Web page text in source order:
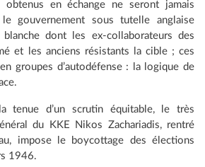
obtenus en échange ne seront jamais
gouvernement sous tutelle anglaise
dont les ex-collaborateurs des
et les anciens résistants la cible ; ces
groupes d’autodéfense : la logique de
tenue d’un scrutin équitable, le très
du KKE Nikos Zachariadis, rentré
impose le boycottage des élections
1946.